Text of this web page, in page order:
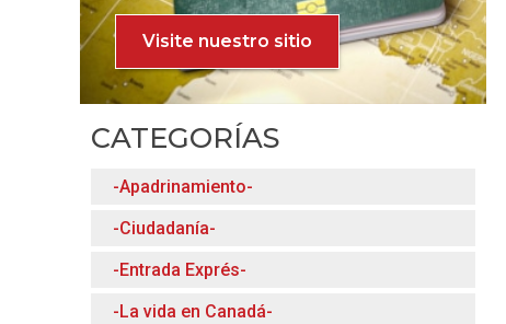
Visite nuestro sitio
CATEGORÍAS
-Apadrinamiento-
-Ciudadanía-
-Entrada Exprés-
-La vida en Canadá-